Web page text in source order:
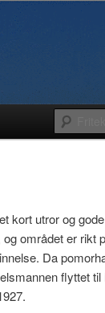
kort utror og
området er rikt
Da
flyttet